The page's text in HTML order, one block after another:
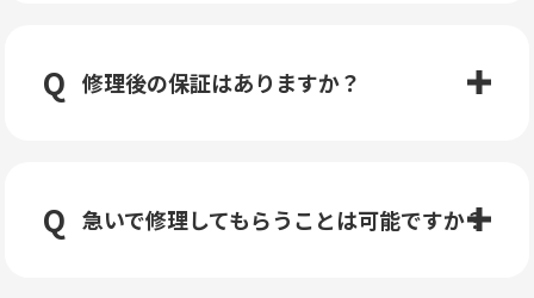
修理後の保証はありますか？
急いで修理してもらうことは可能ですか？